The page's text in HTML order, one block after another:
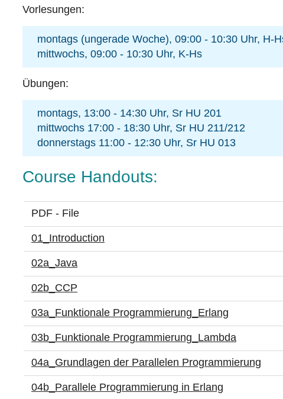
Vorlesungen:
montags (ungerade Woche), 09:00 - 10:30 Uhr, H-
mittwochs, 09:00 - 10:30 Uhr, K-Hs
Übungen:
montags, 13:00 - 14:30 Uhr, Sr HU 201
mittwochs 17:00 - 18:30 Uhr, Sr HU 211/212
donnerstags 11:00 - 12:30 Uhr, Sr HU 013
Course Handouts:
PDF - File
01_Introduction
02a_Java
02b_CCP
03a_Funktionale Programmierung_Erlang
03b_Funktionale Programmierung_Lambda
04a_Grundlagen der Parallelen Programmierung
04b_Parallele Programmierung in Erlang